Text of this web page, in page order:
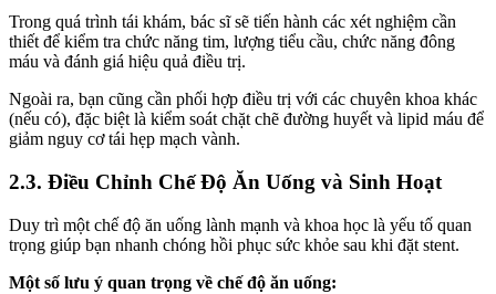
Trong quá trình tái khám, bác sĩ sẽ tiến hành các xét nghiệm cần
thiết để kiểm tra chức năng tim, lượng tiểu cầu, chức năng đông
máu và đánh giá hiệu quả điều trị.
Ngoài ra, bạn cũng cần phối hợp điều trị với các chuyên khoa khác
(nếu có), đặc biệt là kiểm soát chặt chẽ đường huyết và lipid máu để
giảm nguy cơ tái hẹp mạch vành.
2.3. Điều Chỉnh Chế Độ Ăn Uống và Sinh Hoạt
Duy trì một chế độ ăn uống lành mạnh và khoa học là yếu tố quan
trọng giúp bạn nhanh chóng hồi phục sức khỏe sau khi đặt stent.
Một số lưu ý quan trọng về chế độ ăn uống: